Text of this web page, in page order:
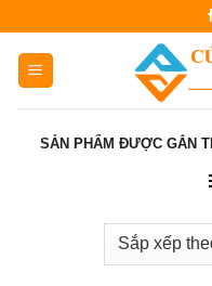
content
SẢN PHẨM ĐƯỢC GẮN